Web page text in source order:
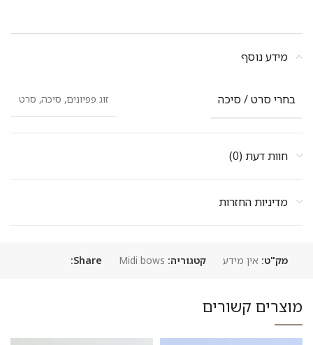
מידע נוסף
בחרי סרט / סיכה זוג פפיונים, סיכה, סרט
חוות דעת (0)
מדיניות החזרות
מק"ט: אין מידע קטגוריה: Midi bows
Share:
מוצרים קשורים